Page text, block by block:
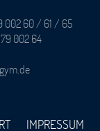
002 60 / 61 / 65
002 64
IMPRESSUM